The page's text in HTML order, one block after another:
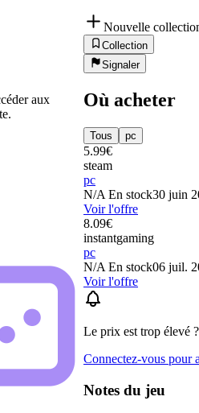
aux
Nouvelle
Collection
Signaler
Où acheter
Tous pc
5.99€
steam
pc
N/A En stock30 juin
Voir l'offre
8.09€
instantgaming
pc
N/A En stock06 juil.
Voir l'offre
Le prix est trop élevé
Connectez-vous pour
Notes du jeu